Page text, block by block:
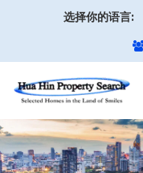
选择你的语言: